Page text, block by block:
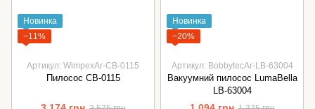
Новинка
−11%
Артикул: WimpexAr-СВ-0115
Пилосос СВ-0115
Новинка
−20%
Артикул: BobbytecAr-LB-63004
Вакуумний пилосос LumaBella
LB-63004